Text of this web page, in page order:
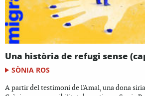
Una història de refugi sense
SÒNIA ROS
A partir del testimoni de l'Amal, una dona